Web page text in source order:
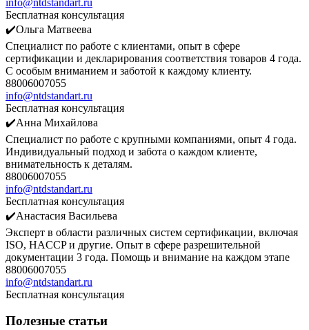
Бесплатная консультация
✔️Ольга Матвеева
Специалист по работе с клиентами, опыт в сфере
сертификации и декларирования соответствия товаров 4 года.
С особым вниманием и заботой к каждому клиенту.
88006007055
info@ntdstandart.ru
Бесплатная консультация
✔️Анна Михайлова
Специалист по работе с крупными компаниями, опыт 4 года.
Индивидуальный подход и забота о каждом клиенте,
внимательность к деталям.
88006007055
info@ntdstandart.ru
Бесплатная консультация
✔️Анастасия Васильева
Эксперт в области различных систем сертификации, включая
ISO, HACCP и другие. Опыт в сфере разрешительной
документации 3 года. Помощь и внимание на каждом этапе
88006007055
info@ntdstandart.ru
Бесплатная консультация
Полезные статьи